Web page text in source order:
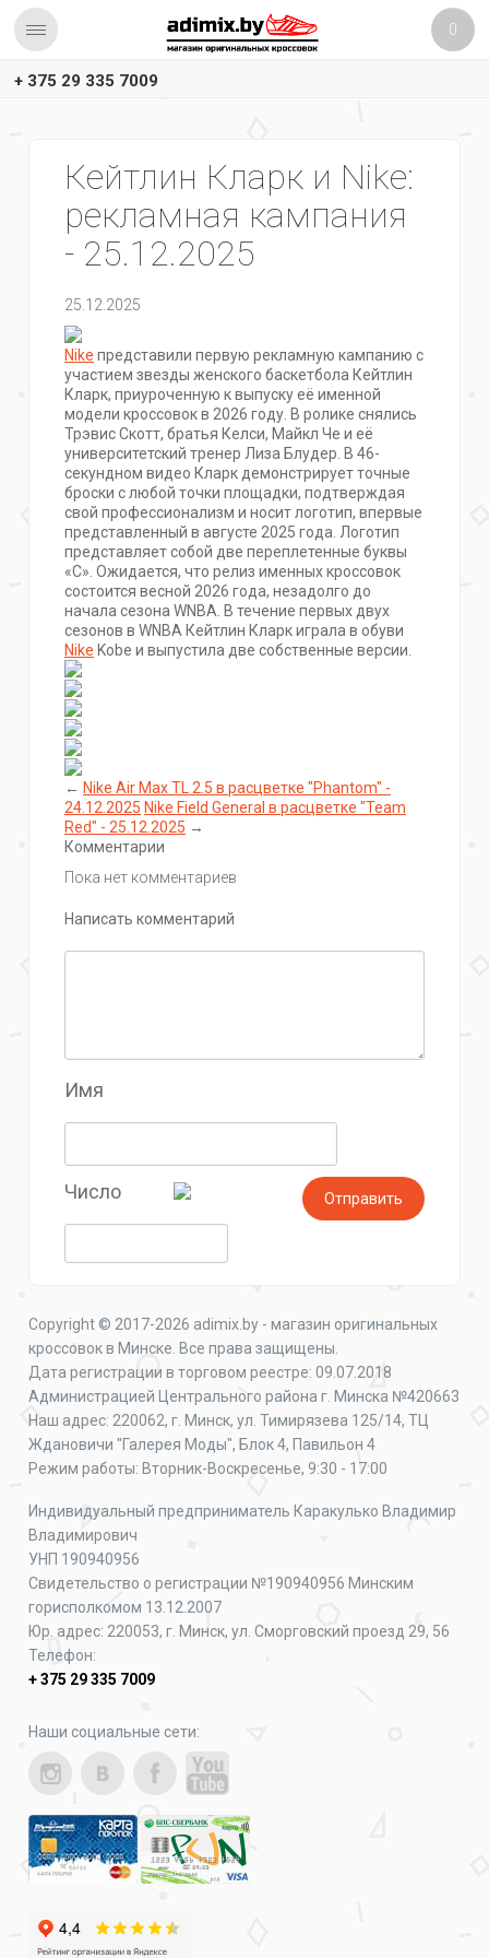
0
+ 375 29 335 7009
Кейтлин Кларк и Nike:
рекламная кампания
- 25.12.2025
25.12.2025
Nike представили первую рекламную кампанию с
участием звезды женского баскетбола Кейтлин
Кларк, приуроченную к выпуску её именной
модели кроссовок в 2026 году. В ролике снялись
Трэвис Скотт, братья Келси, Майкл Че и её
университетский тренер Лиза Блудер. В 46-
секундном видео Кларк демонстрирует точные
броски с любой точки площадки, подтверждая
свой профессионализм и носит логотип, впервые
представленный в августе 2025 года. Логотип
представляет собой две переплетенные буквы
«C». Ожидается, что релиз именных кроссовок
состоится весной 2026 года, незадолго до
начала сезона WNBA. В течение первых двух
сезонов в WNBA Кейтлин Кларк играла в обуви
Nike Kobe и выпустила две собственные версии.
← Nike Air Max TL 2.5 в расцветке "Phantom" -
24.12.2025 Nike Field General в расцветке "Team
Red" - 25.12.2025 →
Комментарии
Пока нет комментариев
Написать комментарий
Имя
Число
Copyright © 2017-2026 adimix.by - магазин оригинальных
кроссовок в Минске. Все права защищены.
Дата регистрации в торговом реестре: 09.07.2018
Администрацией Центрального района г. Минска №420663
Наш адрес: 220062, г. Минск, ул. Тимирязева 125/14, ТЦ
Ждановичи "Галерея Моды", Блок 4, Павильон 4
Режим работы: Вторник-Воскресенье, 9:30 - 17:00
Индивидуальный предприниматель Каракулько Владимир
Владимирович
УНП 190940956
Свидетельство о регистрации №190940956 Минским
горисполкомом 13.12.2007
Юр. адрес: 220053, г. Минск, ул. Сморговский проезд 29, 56
Телефон:
+ 375 29 335 7009
Наши социальные сети: